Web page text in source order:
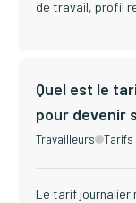
de travail, profil
Quel est le
pour devenir
Travailleurs Tarifs
Le tarif journalier